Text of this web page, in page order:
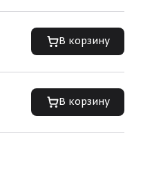
В корзину
В корзину